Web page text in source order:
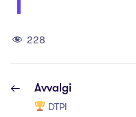
228
Avvalgi
DTPI